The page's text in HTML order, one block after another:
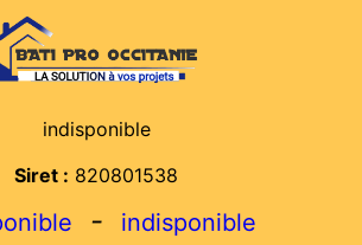
indisponible
Siret : 820801538
- indisponible